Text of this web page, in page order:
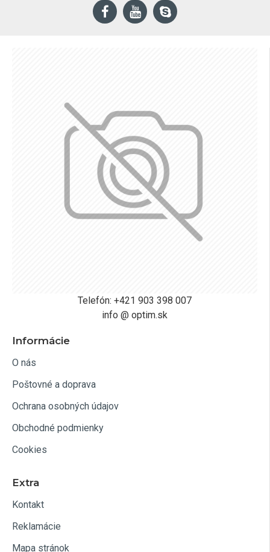
Telefón: +421 903 398 007
info @ optim.sk
Informácie
O nás
Poštovné a doprava
Ochrana osobných údajov
Obchodné podmienky
Cookies
Extra
Kontakt
Reklamácie
Mapa stránok